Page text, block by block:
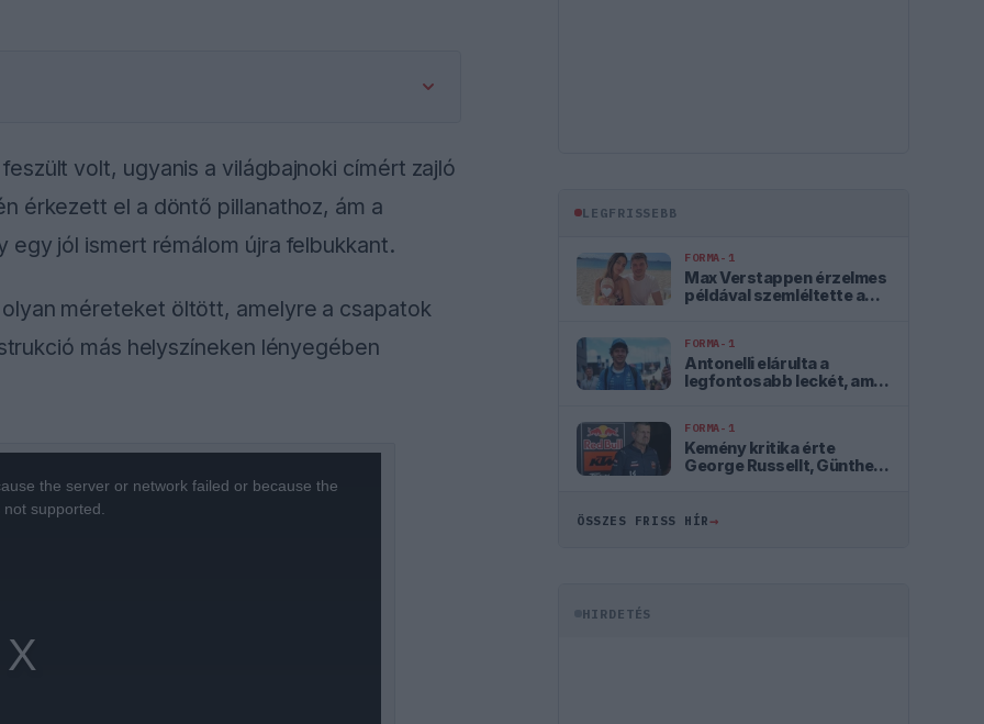
volt, ugyanis a világbajnoki címért zajló
érkezett el a döntő pillanathoz, ám a
jól ismert rémálom újra felbukkant.
méreteket öltött, amelyre a csapatok
más helyszíneken lényegében
the server or network failed or because the
supported.
LEGFRISSEBB
FORMA-1
Max Verstappen érzelmes
példával szemléltette a
FORMA-1
Antonelli elárulta a
legfontosabb leckét, amit
FORMA-1
Kemény kritika érte
George Russellt, Günther
ÖSSZES FRISS HÍR→
HIRDETÉS